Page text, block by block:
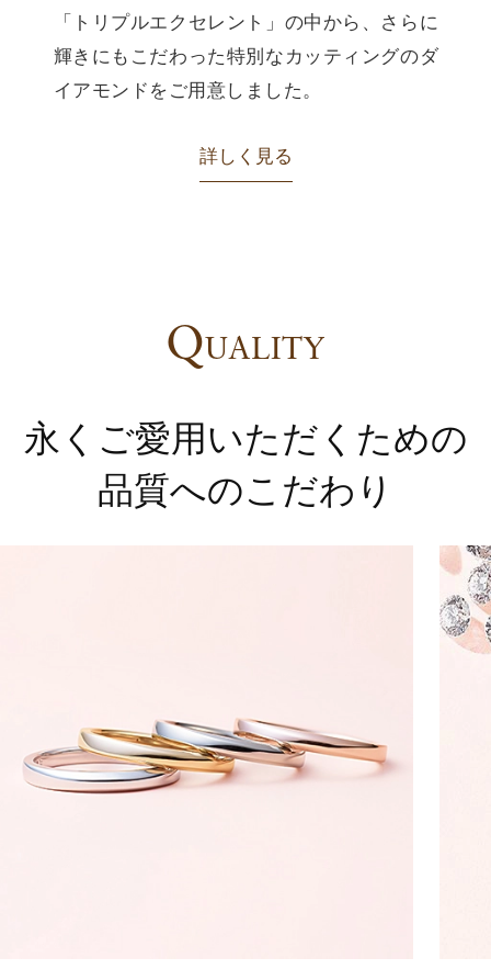
「トリプルエクセレント」の中から、さらに
輝きにもこだわった特別なカッティングのダ
イアモンドをご用意しました。
詳しく見る
QUALITY
永くご愛用いただくための
品質へのこだわり